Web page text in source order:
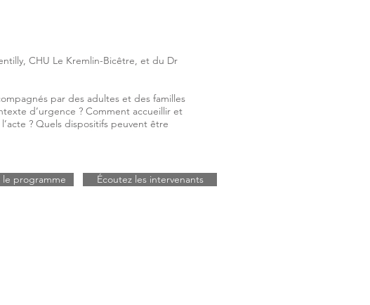
CHU Le Kremlin-Bicêtre, et du Dr
par des adultes et des familles
d’urgence ? Comment accueillir et
? Quels dispositifs peuvent être
le programme Écoutez les intervenants